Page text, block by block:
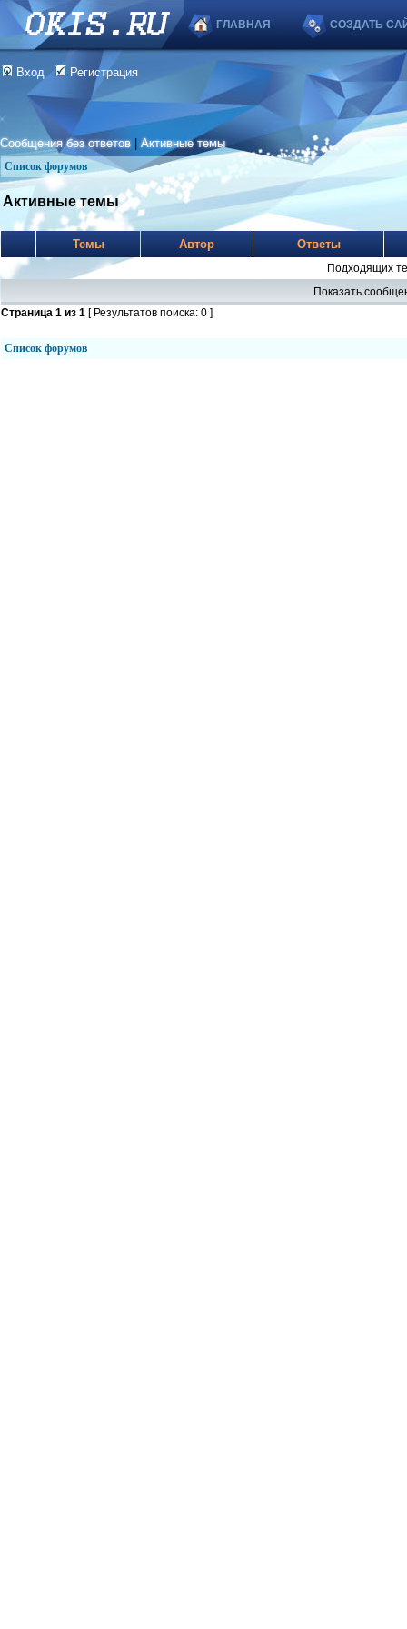
ГЛАВНАЯ СОЗДАТЬ
Вход Регистрация
Сообщения без ответов |Активные темы
Список форумов
Активные темы
Темы Автор Ответы
Подходящих
Показать
Страница 1 из 1 [ Результатов поиска: 0 ]
Список форумов